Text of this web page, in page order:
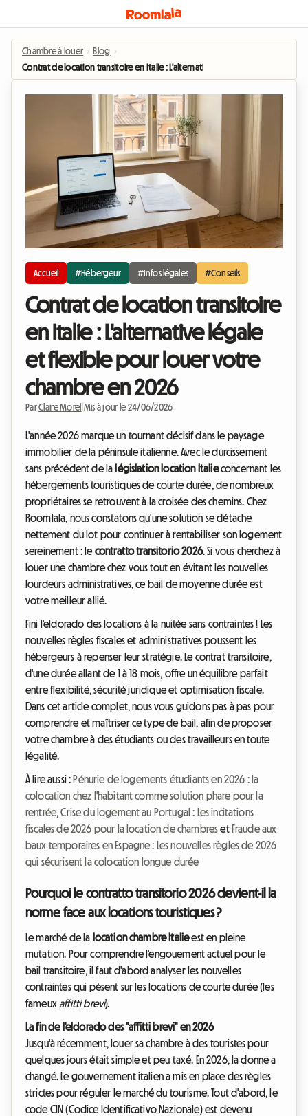
Chambre à louer › Blog ›
Contrat de location transitoire en Italie : L'alternative légale et flexible pour
Accueil #Hébergeur #Infos légales #Conseils
Contrat de location transitoire
en Italie : L'alternative légale
et flexible pour louer votre
chambre en 2026
ParClaire Morel Mis à jour le 24/06/2026
L'année 2026 marque un tournant décisif dans le paysage
immobilier de la péninsule italienne. Avec le durcissement
sans précédent de la législation location Italieconcernant les
hébergements touristiques de courte durée, de nombreux
propriétaires se retrouvent à la croisée des chemins. Chez
Roomlala, nous constatons qu'une solution se détache
nettement du lot pour continuer à rentabiliser son logement
sereinement : lecontratto transitorio 2026. Si vous cherchez à
louer une chambre chez vous tout en évitant les nouvelles
lourdeurs administratives, ce bail de moyenne durée est
votre meilleur allié.
Fini l'eldorado des locations à la nuitée sans contraintes ! Les
nouvelles règles fiscales et administratives poussent les
hébergeurs à repenser leur stratégie. Le contrat transitoire,
d'une durée allant de 1 à 18 mois, offre un équilibre parfait
entre flexibilité, sécurité juridique et optimisation fiscale.
Dans cet article complet, nous vous guidons pas à pas pour
comprendre et maîtriser ce type de bail, afin de proposer
votre chambre à des étudiants ou des travailleurs en toute
légalité.
À lire aussi : Pénurie de logements étudiants en 2026 : la
colocation chez l'habitant comme solution phare pour la
rentrée,Crise du logement au Portugal : Les incitations
fiscales de 2026 pour la location de chambreset Fraude aux
baux temporaires en Espagne : Les nouvelles règles de 2026
qui sécurisent la colocation longue durée
Pourquoi le contratto transitorio 2026 devient-il la
norme face aux locations touristiques ?
Le marché de la location chambre Italieest en pleine
mutation. Pour comprendre l'engouement actuel pour le
bail transitoire, il faut d'abord analyser les nouvelles
contraintes qui pèsent sur les locations de courte durée (les
fameux affitti brevi).
La fin de l'eldorado des "affitti brevi" en 2026
Jusqu'à récemment, louer sa chambre à des touristes pour
quelques jours était simple et peu taxé. En 2026, la donne a
changé. Le gouvernement italien a mis en place des règles
strictes pour réguler le marché du tourisme. Tout d'abord, le
code CIN (Codice Identificativo Nazionale) est devenu